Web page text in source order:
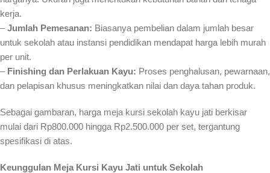
kerja.
–Jumlah Pemesanan: Biasanya pembelian dalam jumlah besar
untuk sekolah atau instansi pendidikan mendapat harga lebih murah
per unit.
– Finishing dan Perlakuan Kayu: Proses penghalusan, pewarnaan,
dan pelapisan khusus meningkatkan nilai dan daya tahan produk.
Sebagai gambaran, harga meja kursi sekolah kayu jati berkisar
mulai dari Rp800.000 hingga Rp2.500.000 per set, tergantung
spesifikasi di atas.
Keunggulan Meja Kursi Kayu Jati untuk Sekolah